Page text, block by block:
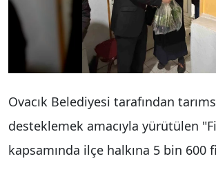
Ovacık Belediyesi tarafından
desteklemek amacıyla yürütülen
kapsamında ilçe halkına 5 bin 600